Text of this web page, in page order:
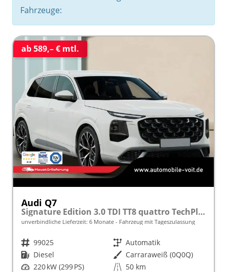
Fahrzeuge:
ab 589,– € mtl.
Audi Q7
Signature Edition 3.0 TDI TT8 quattro TechPlus*22"LM*Android Auto*Navi*Matrix
unverbindliche Lieferzeit: 6 Monate Fahrzeug mit Tageszulassung
Fahrzeugnr. 99025 Getriebe Automatik
Kraftstoff Diesel Außenfarbe Carraraweiß (0Q0Q)
Leistung 220 kW (299 PS) Kilometerstand 50 km